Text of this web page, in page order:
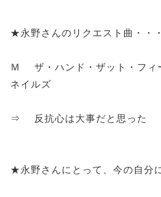
★永野さんのリクエスト曲・・・
Ｍ ザ・ハンド・ザット・フ
ネイルズ
⇒ 反抗心は大事だと思った
★永野さんにとって、今の自分